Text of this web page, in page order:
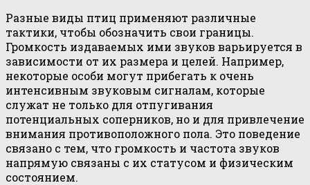
Разные виды птиц применяют различные
тактики, чтобы обозначить свои границы.
Громкость издаваемых ими звуков варьируется в
зависимости от их размера и целей. Например,
некоторые особи могут прибегать к очень
интенсивным звуковым сигналам, которые
служат не только для отпугивания
потенциальных соперников, но и для привлечение
внимания противоположного пола. Это поведение
связано с тем, что громкость и частота звуков
напрямую связаны с их статусом и физическим
состоянием.